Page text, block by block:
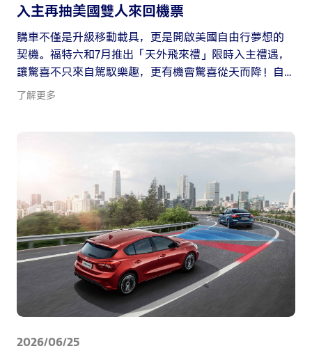
入主再抽美國雙人來回機票
購車不僅是升級移動載具，更是開啟美國自由行夢想的
契機。福特六和7月推出「天外飛來禮」限時入主禮遇，
讓驚喜不只來自駕馭樂趣，更有機會驚喜從天而降！自
2026年7月1日至7月31日止，消費者至全台Ford展示中心
了解更多
2026/06/25